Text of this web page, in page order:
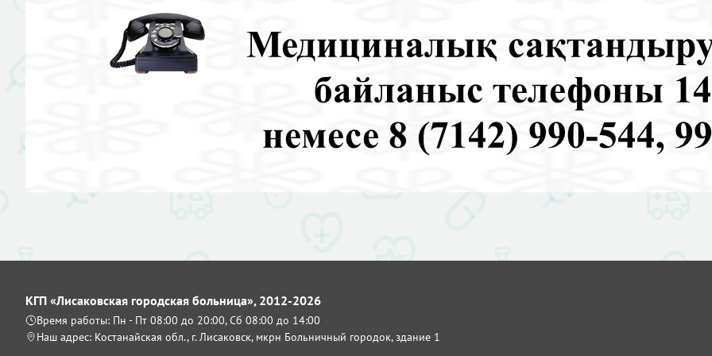
КГП «Лисаковская городская больница», 2012-2026
Время работы: Пн - Пт 08:00 до 20:00, Сб 08:00 до 14:00
Наш адрес: Костанайская обл., г. Лисаковск, мкрн Больничный городок, здание 1